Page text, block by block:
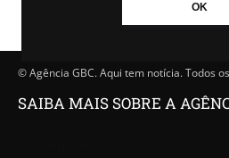
OK
© Agência GBC. Aqui tem notícia. Todos
SAIBA MAIS SOBRE A